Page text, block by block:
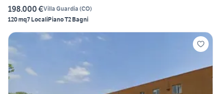
198.000 €Villa Guardia (CO)
120 mq7 LocaliPiano T2 Bagni